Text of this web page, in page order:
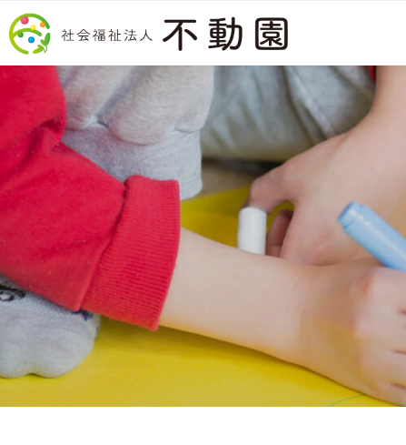
コンテンツへスキップ